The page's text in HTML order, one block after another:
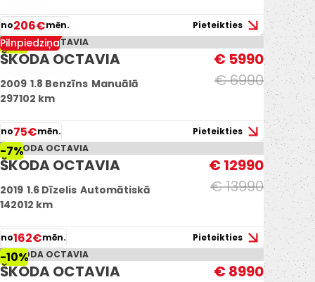
no206€mēn. Pieteikties
-14%
Pilnpiedziņa
ŠKODA OCTAVIA
€ 6990
€ 5990
2009 1.8 Benzīns Manuālā
297102 km
no75€mēn. Pieteikties
-7%
ŠKODA OCTAVIA
€ 13990
€ 12990
2019 1.6 Dīzelis Automātiskā
142012 km
no162€mēn. Pieteikties
-10%
ŠKODA OCTAVIA
€ 8990